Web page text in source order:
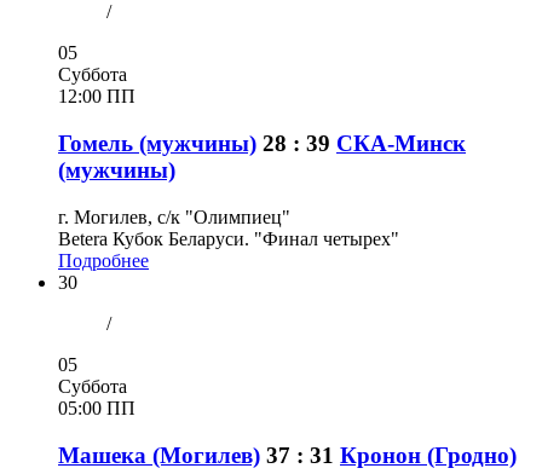
/
05
Суббота
12:00 ПП
Гомель (мужчины) 28 : 39 СКА-Минск
(мужчины)
г. Могилев, с/к "Олимпиец"
Betera Кубок Беларуси. "Финал четырех"
Подробнее
30
/
05
Суббота
05:00 ПП
Машека (Могилев) 37 : 31 Кронон (Гродно)